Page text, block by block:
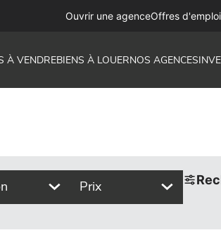
Ouvrir une agenceOffres d'emploi
À VENDREBIENS À LOUERNOS AGENCES
Prix